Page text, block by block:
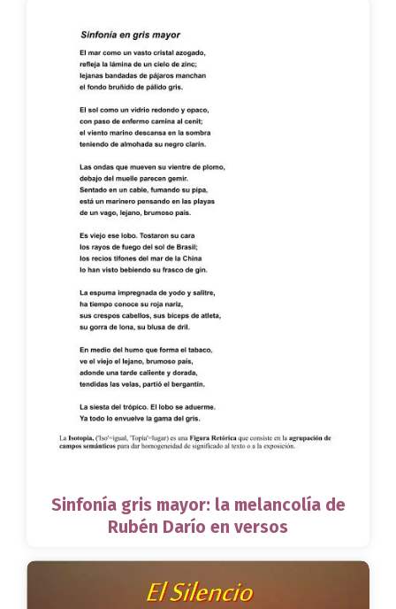
Sinfonía gris mayor: la melancolía de
Rubén Darío en versos